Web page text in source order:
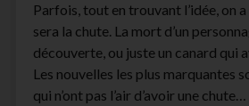
Parfois, tout en trouvant l’idée, on
sera la chute. La mort d’un
découverte, ou juste un canard qui
Les nouvelles les plus marquantes
qui n’ont pas l’air d’avoir une